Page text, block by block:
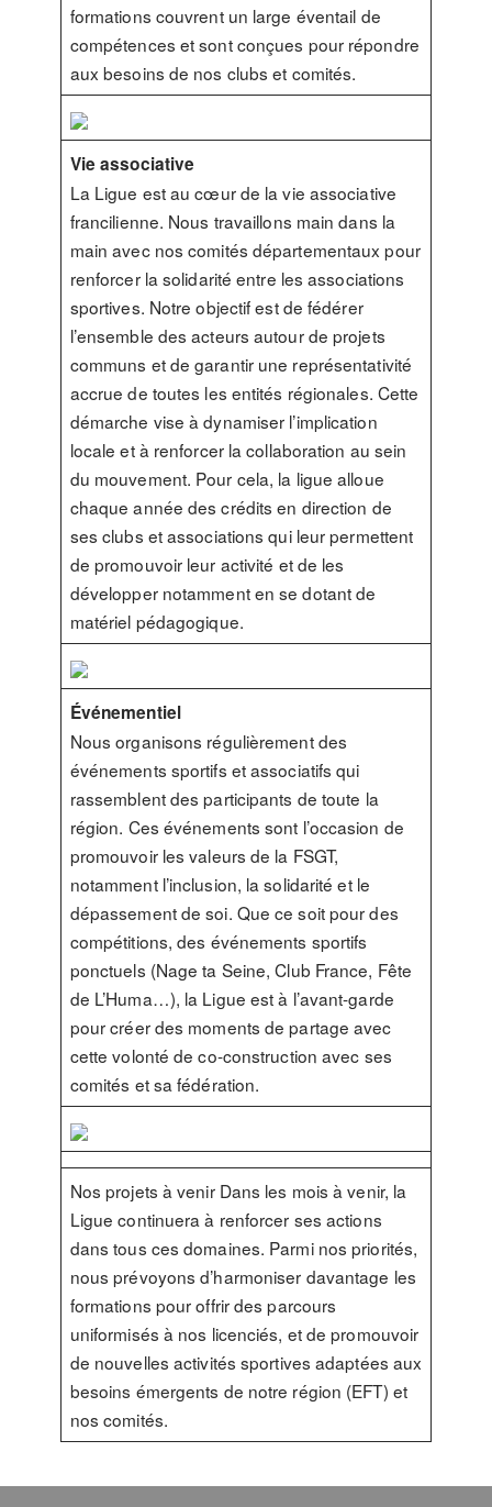
formations couvrent un large éventail de
compétences et sont conçues pour répondre
aux besoins de nos clubs et comités.
Vie associative
La Ligue est au cœur de la vie associative
francilienne. Nous travaillons main dans la
main avec nos comités départementaux pour
renforcer la solidarité entre les associations
sportives. Notre objectif est de fédérer
l’ensemble des acteurs autour de projets
communs et de garantir une représentativité
accrue de toutes les entités régionales. Cette
démarche vise à dynamiser l’implication
locale et à renforcer la collaboration au sein
du mouvement. Pour cela, la ligue alloue
chaque année des crédits en direction de
ses clubs et associations qui leur permettent
de promouvoir leur activité et de les
développer notamment en se dotant de
matériel pédagogique.
Événementiel
Nous organisons régulièrement des
événements sportifs et associatifs qui
rassemblent des participants de toute la
région. Ces événements sont l’occasion de
promouvoir les valeurs de la FSGT,
notamment l’inclusion, la solidarité et le
dépassement de soi. Que ce soit pour des
compétitions, des événements sportifs
ponctuels (Nage ta Seine, Club France, Fête
de L’Huma…), la Ligue est à l’avant-garde
pour créer des moments de partage avec
cette volonté de co-construction avec ses
comités et sa fédération.
Nos projets à venir Dans les mois à venir, la
Ligue continuera à renforcer ses actions
dans tous ces domaines. Parmi nos priorités,
nous prévoyons d’harmoniser davantage les
formations pour offrir des parcours
uniformisés à nos licenciés, et de promouvoir
de nouvelles activités sportives adaptées aux
besoins émergents de notre région (EFT) et
nos comités.